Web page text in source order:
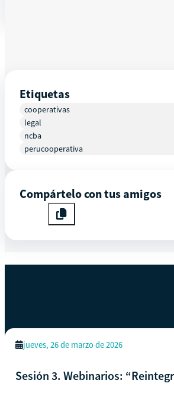
Etiquetas
cooperativas
legal
ncba
perucooperativa
Compártelo con tus amigos
jueves, 26 de marzo de 2026
Sesión 3. Webinarios: